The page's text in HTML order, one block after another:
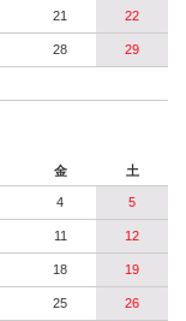
21 22
28 29
金 土
4 5
11 12
18 19
25 26